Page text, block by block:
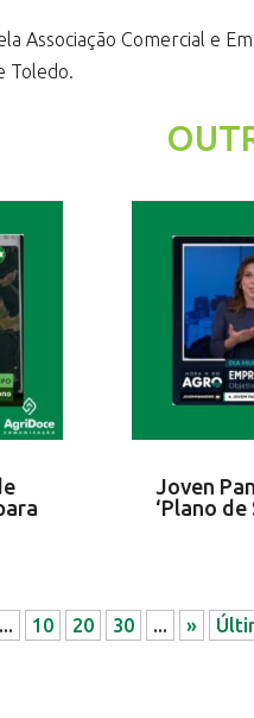
Associação Comercial e
Toledo.
Joven
‘Plano de
... 10 20 30 ... »